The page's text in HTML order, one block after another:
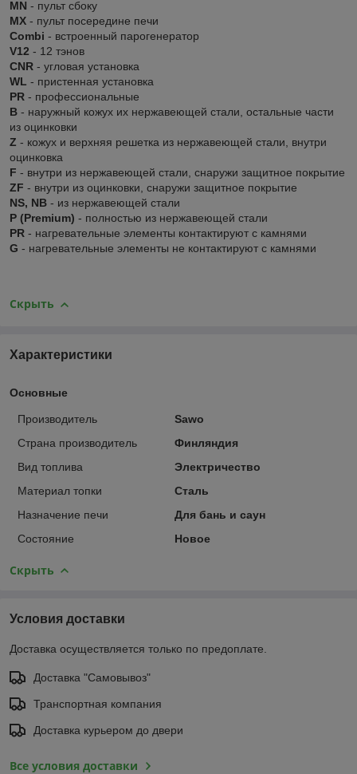
MN - пульт сбоку
MX - пульт посередине печи
Combi - встроенный парогенератор
V12 - 12 тэнов
CNR - угловая установка
WL - пристенная установка
PR - профессиональные
В - наружный кожух их нержавеющей стали, остальные части
из оцинковки
Z - кожух и верхняя решетка из нержавеющей стали, внутри
оцинковка
F - внутри из нержавеющей стали, снаружи защитное покрытие
ZF - внутри из оцинковки, снаружи защитное покрытие
NS, NB - из нержавеющей стали
P (Premium) - полностью из нержавеющей стали
PR - нагревательные элементы контактируют с камнями
G - нагревательные элементы не контактируют с камнями
Скрыть
Характеристики
Основные
Производитель
Sawo
Страна производитель
Финляндия
Вид топлива
Электричество
Материал топки
Сталь
Назначение печи
Для бань и саун
Состояние
Новое
Скрыть
Условия доставки
Доставка осуществляется только по предоплате.
Доставка "Самовывоз"
Транспортная компания
Доставка курьером до двери
Все условия доставки